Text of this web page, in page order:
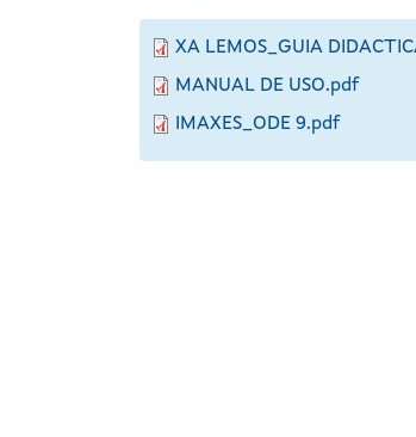
XA LEMOS_GUIA
MANUAL DE USO.pdf
IMAXES_ODE 9.pdf